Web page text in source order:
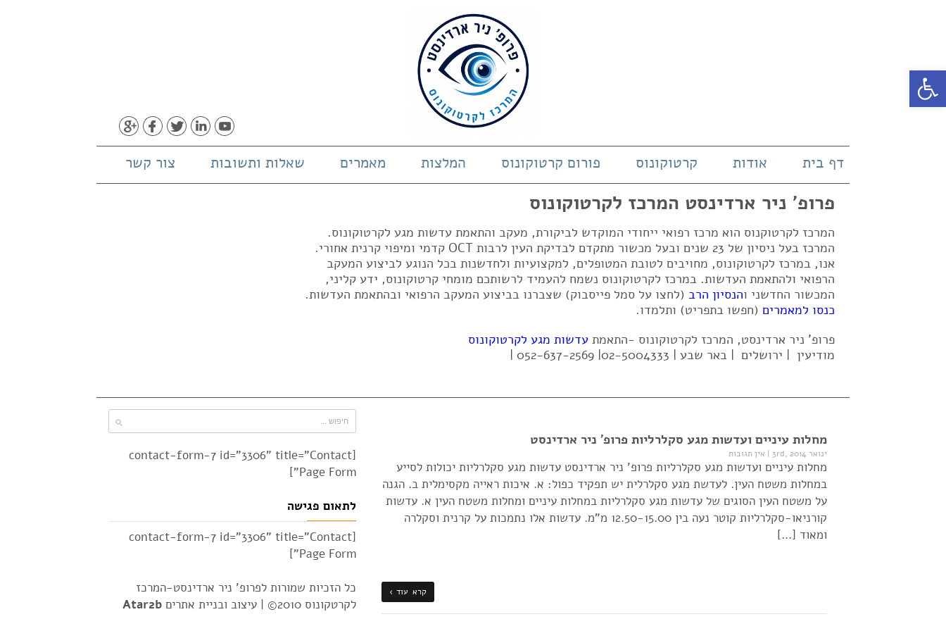
פתח סרגל נגישות
דף בית אודות קרטוקונוס פורום קרטוקונוס המלצות מאמרים שאלות ותשובות צור קשר
פרופ' ניר ארדינסט המרכז לקרטוקונוס
המרכז לקרטוקנוס הוא מרכז רפואי ייחודי המוקדש לביקורת, מעקב והתאמת עדשות מגע לקרטוקונוס.
המרכז בעל ניסיון של 23 שנים ובעל מכשור מתקדם לבדיקת העין לרבות OCT קדמי ומיפוי קרנית אחורי.
אנו, במרכז לקרטוקונוס, מחויבים לטובת המטופלים, למקצועיות ולחדשנות בכל הנוגע לביצוע המעקב
הרפואי ולהתאמת העדשות. במרכז לקרטוקונוס נשמח להעמיד לרשותכם מומחי קרטוקונוס, ידע קליני,
המכשור החדשני והנסיון הרב (לחצו על סמל פייסבוק) שצברנו בביצוע המעקב הרפואי ובהתאמת העדשות.
כנסו למאמרים (חפשו בתפריט) ותלמדו.
פרופ' ניר ארדינסט, המרכז לקרטוקונוס -התאמת עדשות מגע לקרטוקונוס
מודיעין | ירושלים | באר שבע | 02-5004333| 052-637-2569 |
מחלות עיניים ועדשות מגע סקלרליות פרופ' ניר ארדינסט
ינואר 3rd, 2014 | אין תגובות
מחלות עיניים ועדשות מגע סקלרליות פרופ' ניר ארדינסט עדשות מגע סקלרליות יכולות לסייע
במחלות משטח העין. לעדשת מגע סקלרלית יש תפקיד כפול: א. איכות ראייה מקסימלית ב. הגנה
על משטח העין הסוגים של עדשות מגע סקלרליות במחלות עיניים ומחלות משטח העין א. עדשות
קורניאו-סקלרליות קוטר נעה בין 12.50-15.00 מ"מ. עדשות אלו נתמכות על קרנית וסקלרה
ומאוד […]
קרא עוד ›
[contact-form-7 id="3306" title="Contact
Page Form"]
לתאום פגישה
[contact-form-7 id="3306" title="Contact
Page Form"]
כל הזכיות שמורות לפרופ' ניר ארדינסט-המרכז
לקרטקונוס 2010© |
עיצוב ובניית אתרים Atar2b